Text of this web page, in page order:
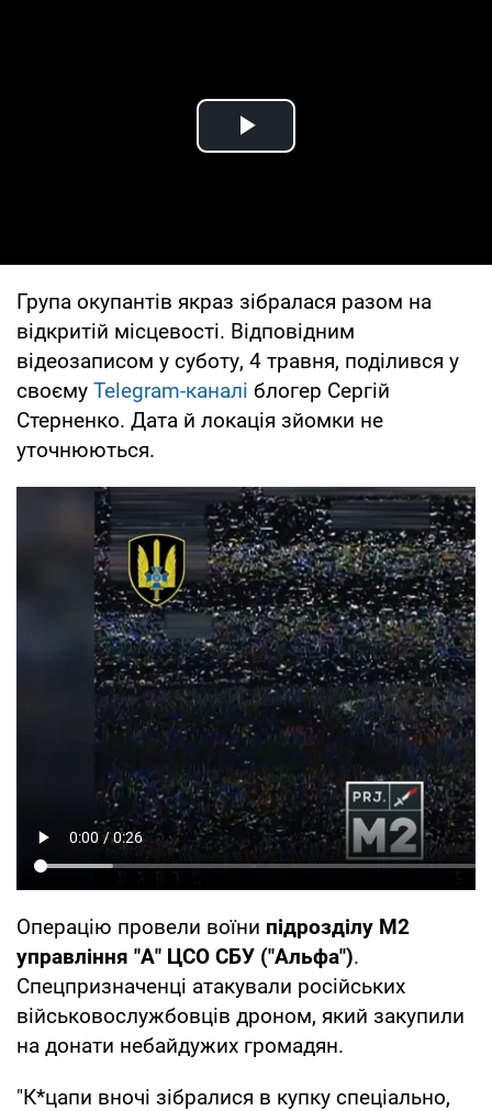
Play Video
Група окупантів якраз зібралася разом на
відкритій місцевості. Відповідним
відеозаписом у суботу, 4 травня, поділився у
своєму Telegram-каналі блогер Сергій
Стерненко. Дата й локація зйомки не
уточнюються.
Операцію провели воїни підрозділу М2
управління "А" ЦСО СБУ ("Альфа").
Спецпризначенці атакували російських
військовослужбовців дроном, який закупили
на донати небайдужих громадян.
"К*цапи вночі зібралися в купку спеціально,